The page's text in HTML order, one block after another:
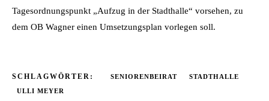
Tagesordnungspunkt „Aufzug in der Stadthalle“ vorsehen, zu
dem OB Wagner einen Umsetzungsplan vorlegen soll.
SCHLAGWÖRTER: SENIORENBEIRAT
STADTHALLE
ULLI MEYER